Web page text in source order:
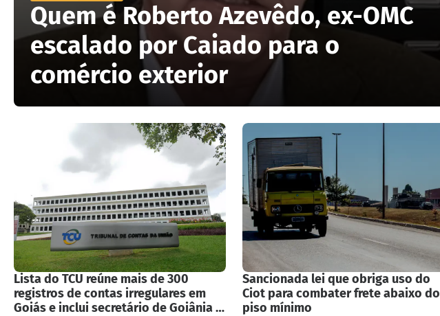
Quem é Roberto Azevêdo, ex-OMC
escalado por Caiado para o
comércio exterior
Lista do TCU reúne mais de 300
registros de contas irregulares em
Goiás e inclui secretário de Goiânia e
Sancionada lei que obriga uso do
Ciot para combater frete abaixo do
piso mínimo